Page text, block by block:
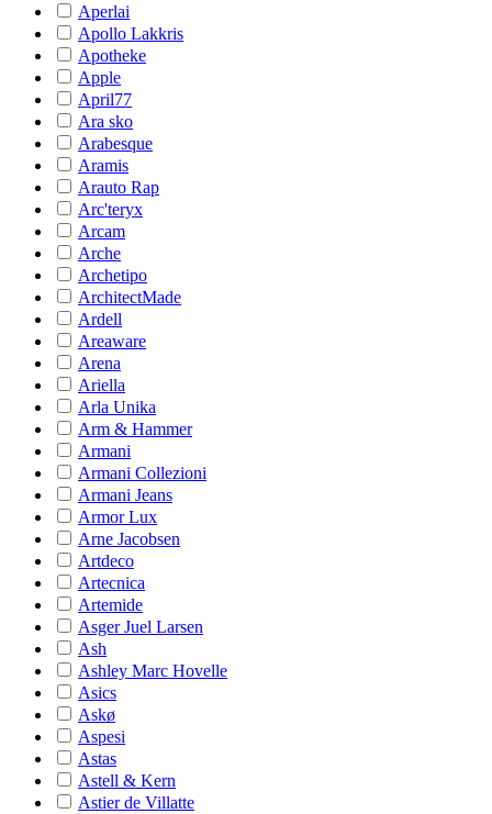
Aperlai
Apollo Lakkris
Apotheke
Apple
April77
Ara sko
Arabesque
Aramis
Arauto Rap
Arc'teryx
Arcam
Arche
Archetipo
ArchitectMade
Ardell
Areaware
Arena
Ariella
Arla Unika
Arm & Hammer
Armani
Armani Collezioni
Armani Jeans
Armor Lux
Arne Jacobsen
Artdeco
Artecnica
Artemide
Asger Juel Larsen
Ash
Ashley Marc Hovelle
Asics
Askø
Aspesi
Astas
Astell & Kern
Astier de Villatte